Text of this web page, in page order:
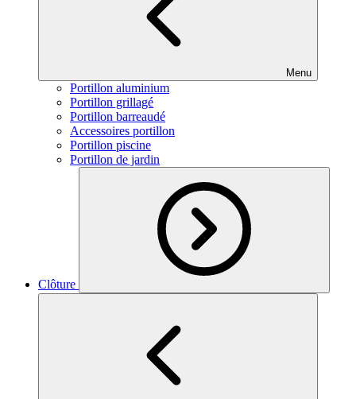
Menu
Portillon aluminium
Portillon grillagé
Portillon barreaudé
Accessoires portillon
Portillon piscine
Portillon de jardin
Clôture